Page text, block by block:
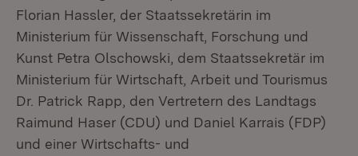
Florian Hassler, der Staatssekretärin im
Ministerium für Wissenschaft, Forschung und
Kunst Petra Olschowski, dem Staatssekretär im
Ministerium für Wirtschaft, Arbeit und Tourismus
Dr. Patrick Rapp, den Vertretern des Landtags
Raimund Haser (CDU) und Daniel Karrais (FDP)
und einer Wirtschafts- und